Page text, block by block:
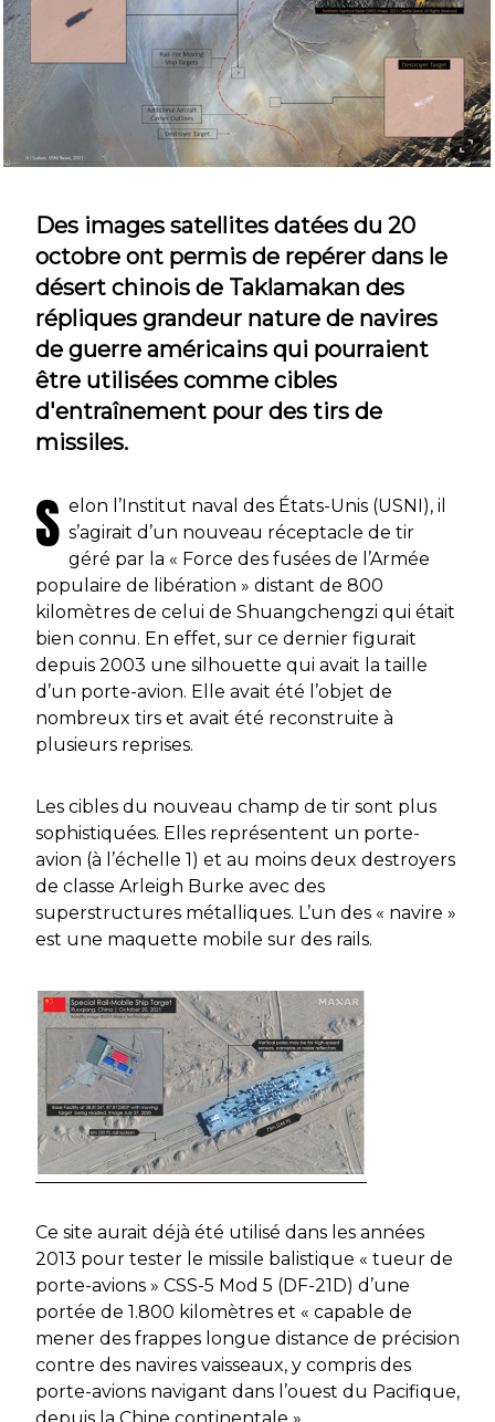
Des images satellites datées du 20
octobre ont permis de repérer dans le
désert chinois de Taklamakan des
répliques grandeur nature de navires
de guerre américains qui pourraient
être utilisées comme cibles
d'entraînement pour des tirs de
missiles.
S elon l’Institut naval des États-Unis (USNI), il
s’agirait d’un nouveau réceptacle de tir
géré par la « Force des fusées de l’Armée
populaire de libération » distant de 800
kilomètres de celui de Shuangchengzi qui était
bien connu. En effet, sur ce dernier figurait
depuis 2003 une silhouette qui avait la taille
d’un porte-avion. Elle avait été l’objet de
nombreux tirs et avait été reconstruite à
plusieurs reprises.
Les cibles du nouveau champ de tir sont plus
sophistiquées. Elles représentent un porte-
avion (à l’échelle 1) et au moins deux destroyers
de classe Arleigh Burke avec des
superstructures métalliques. L’un des « navire »
est une maquette mobile sur des rails.
Ce site aurait déjà été utilisé dans les années
2013 pour tester le missile balistique « tueur de
porte-avions » CSS-5 Mod 5 (DF-21D) d’une
portée de 1.800 kilomètres et « capable de
mener des frappes longue distance de précision
contre des navires vaisseaux, y compris des
porte-avions navigant dans l’ouest du Pacifique,